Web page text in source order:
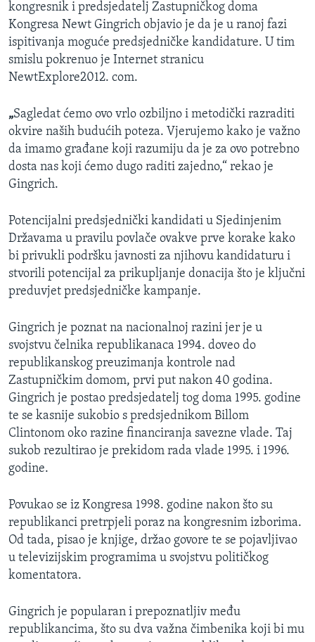
kongresnik i predsjedatelj Zastupničkog doma
Kongresa Newt Gingrich objavio je da je u ranoj fazi
ispitivanja moguće predsjedničke kandidature. U tim
smislu pokrenuo je Internet stranicu
NewtExplore2012. com.
„Sagledat ćemo ovo vrlo ozbiljno i metodički razraditi
okvire naših budućih poteza. Vjerujemo kako je važno
da imamo građane koji razumiju da je za ovo potrebno
dosta nas koji ćemo dugo raditi zajedno,“ rekao je
Gingrich.
Potencijalni predsjednički kandidati u Sjedinjenim
Državama u pravilu povlače ovakve prve korake kako
bi privukli podršku javnosti za njihovu kandidaturu i
stvorili potencijal za prikupljanje donacija što je ključni
preduvjet predsjedničke kampanje.
Gingrich je poznat na nacionalnoj razini jer je u
svojstvu čelnika republikanaca 1994. doveo do
republikanskog preuzimanja kontrole nad
Zastupničkim domom, prvi put nakon 40 godina.
Gingrich je postao predsjedatelj tog doma 1995. godine
te se kasnije sukobio s predsjednikom Billom
Clintonom oko razine financiranja savezne vlade. Taj
sukob rezultirao je prekidom rada vlade 1995. i 1996.
godine.
Povukao se iz Kongresa 1998. godine nakon što su
republikanci pretrpjeli poraz na kongresnim izborima.
Od tada, pisao je knjige, držao govore te se pojavljivao
u televizijskim programima u svojstvu političkog
komentatora.
Gingrich je popularan i prepoznatljiv među
republikancima, što su dva važna čimbenika koji bi mu